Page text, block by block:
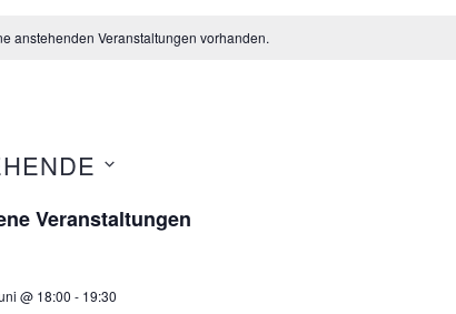
anstehenden Veranstaltungen vorhanden.
Veranstaltungen
@ 18:00 - 19:30